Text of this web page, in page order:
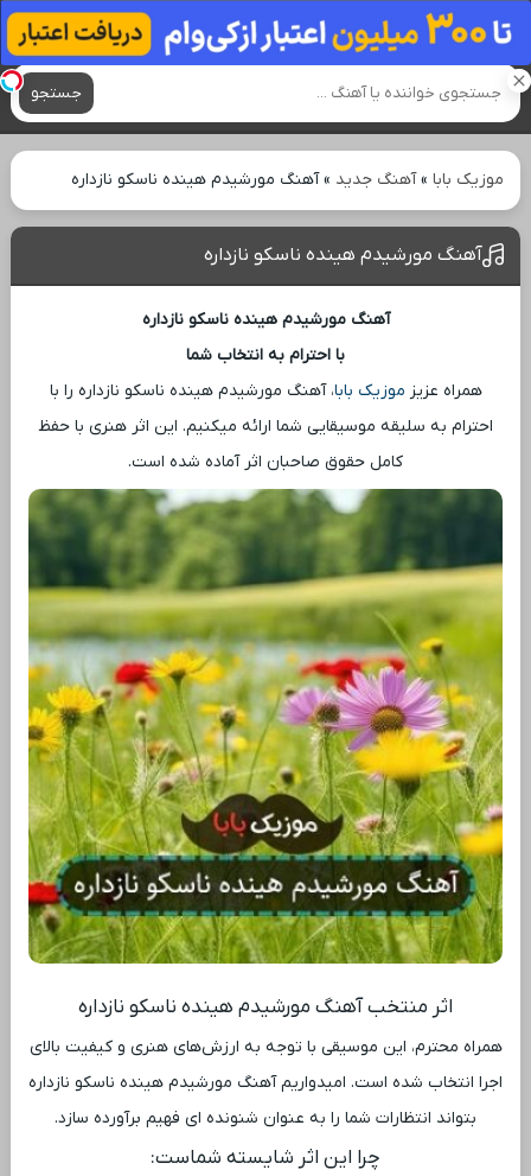
آهنگ های جدید
جستجو
موزیک بابا»آهنگ جدید »آهنگ مورشیدم هینده ناسکو نازداره
آهنگ مورشیدم هینده ناسکو نازداره
آهنگ مورشیدم هینده ناسکو نازداره
با احترام به انتخاب شما
همراه عزیز موزیک بابا، آهنگ مورشیدم هینده ناسکو نازداره را با
احترام به سلیقه موسیقایی شما ارائه میکنیم. این اثر هنری با حفظ
کامل حقوق صاحبان اثر آماده شده است.
اثر منتخب آهنگ مورشیدم هینده ناسکو نازداره
همراه محترم، این موسیقی با توجه به ارزش‌های هنری و کیفیت بالای
اجرا انتخاب شده است. امیدواریم آهنگ مورشیدم هینده ناسکو نازداره
بتواند انتظارات شما را به عنوان شنونده ‌ای فهیم برآورده سازد.
چرا این اثر شایسته شماست: